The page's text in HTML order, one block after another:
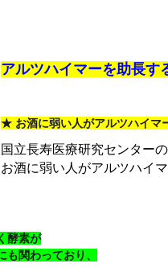
アルツハイマーを助長す
★ お酒に弱い人がアルツハイマ
国立長寿医療研究センター
お酒に弱い人がアルツハイ
酵素が
関わっており、